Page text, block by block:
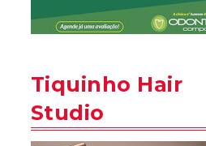
Tiquinho Hair
Studio